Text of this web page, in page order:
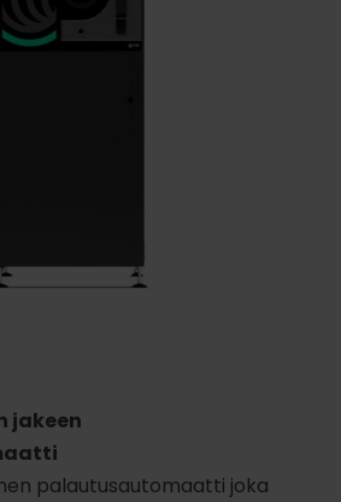
jakeen
palautusautomaatti joka